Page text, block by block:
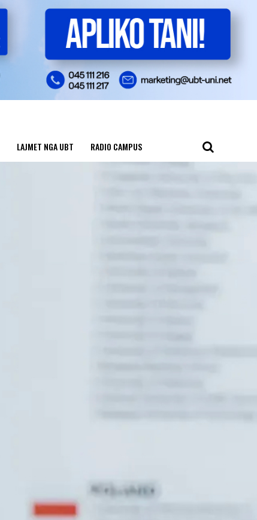
LAJMET NGA UBT RADIO CAMPUS